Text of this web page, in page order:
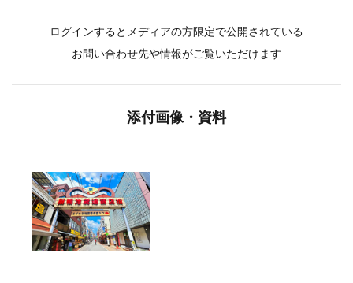
ログインするとメディアの方限定で公開されている
お問い合わせ先や情報がご覧いただけます
添付画像・資料